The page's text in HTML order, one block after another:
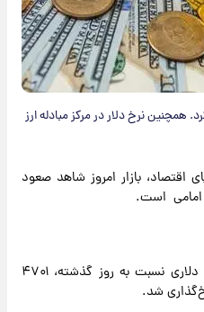
نرخ دلار در مرکز مبادله ارز
بازار امروز شاهد صعود
قیمت طلای جهانی با افزایش ۴۰ دلاری نسبت به روز گذشته، ۴۷۰۱
شد.